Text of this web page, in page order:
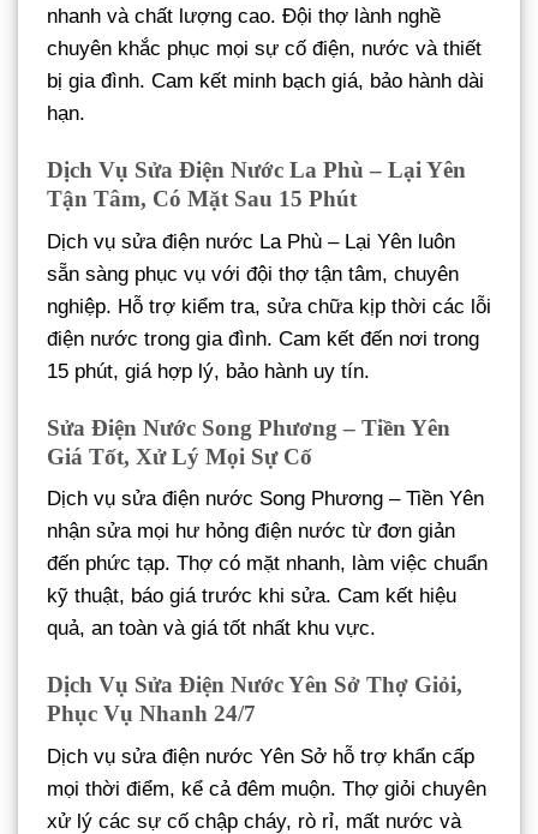
nhanh và chất lượng cao. Đội thợ lành nghề
chuyên khắc phục mọi sự cố điện, nước và thiết
bị gia đình. Cam kết minh bạch giá, bảo hành dài
hạn.
Dịch Vụ Sửa Điện Nước La Phù – Lại Yên
Tận Tâm, Có Mặt Sau 15 Phút
Dịch vụ sửa điện nước La Phù – Lại Yên luôn
sẵn sàng phục vụ với đội thợ tận tâm, chuyên
nghiệp. Hỗ trợ kiểm tra, sửa chữa kịp thời các lỗi
điện nước trong gia đình. Cam kết đến nơi trong
15 phút, giá hợp lý, bảo hành uy tín.
Sửa Điện Nước Song Phương – Tiền Yên
Giá Tốt, Xử Lý Mọi Sự Cố
Dịch vụ sửa điện nước Song Phương – Tiền Yên
nhận sửa mọi hư hỏng điện nước từ đơn giản
đến phức tạp. Thợ có mặt nhanh, làm việc chuẩn
kỹ thuật, báo giá trước khi sửa. Cam kết hiệu
quả, an toàn và giá tốt nhất khu vực.
Dịch Vụ Sửa Điện Nước Yên Sở Thợ Giỏi,
Phục Vụ Nhanh 24/7
Dịch vụ sửa điện nước Yên Sở hỗ trợ khẩn cấp
mọi thời điểm, kể cả đêm muộn. Thợ giỏi chuyên
xử lý các sự cố chập cháy, rò rỉ, mất nước và